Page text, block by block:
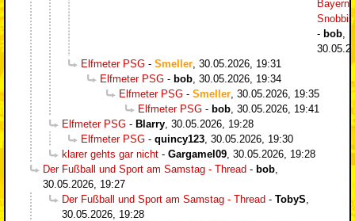
Bayern-
- bob
Elfmeter PSG - Smeller 30.05.2026, 19:31
Elfmeter PSG - bob 30.05.2026, 19:34
Elfmeter PSG - Smeller 30.05.2026, 19:35
Elfmeter PSG - bob 30.05.2026, 19:41
Elfmeter PSG - Blarry 30.05.2026, 19:28
Elfmeter PSG - quincy123 30.05.2026, 19:30
klarer gehts gar nicht - Gargamel09 30.05.2026, 19:28
Der Fußball und Sport am Samstag - Thread - bob
30.05.2026, 19:27
Der Fußball und Sport am Samstag - Thread - TobyS
30.05.2026, 19:28